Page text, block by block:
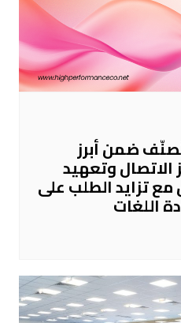
ضمن أبرز
وتعهيد
تزايد الطلب على
اللغات